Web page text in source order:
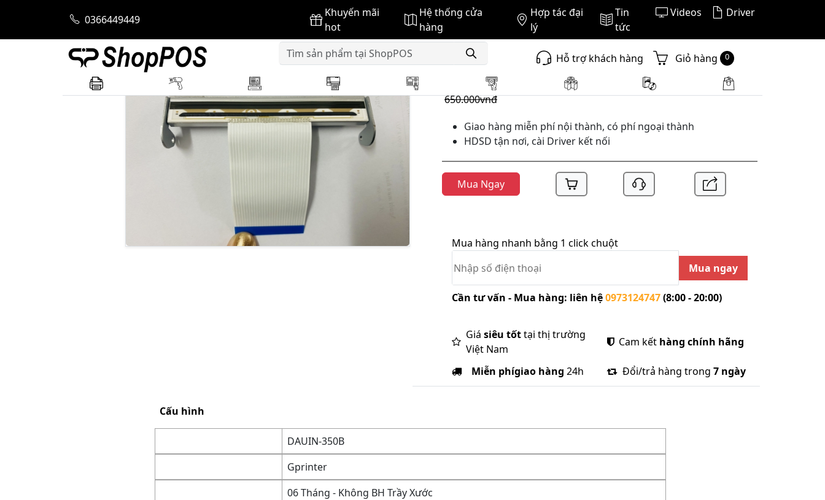
0366449449
Khuyến mãi
hot
Hệ thống cửa
hàng
Hợp tác đại
lý
Tin
tức
Videos Driver
Hỗ trợ khách hàng Giỏ hàng 0
Trang chủ Máy In Mã Vạch Máy In Mã Vạch X-printer
GIÁ BÁN :
610.000vnđ
650.000vnđ
Giao hàng miễn phí nội thành, có phí ngoại thành
HDSD tận nơi, cài Driver kết nối
Mua Ngay
Mua hàng nhanh bằng 1 click chuột
Mua ngay
Cần tư vấn - Mua hàng: liên hệ0973124747(8:00 - 20:00)
Giá siêu tốttại thị trường
Việt Nam
Cam kết hàng chính hãng
Miễn phígiao hàng 24h Đổi/trả hàng trong 7 ngày
Cấu hình
DAUIN-350B
Gprinter
06 Tháng - Không BH Trầy Xước